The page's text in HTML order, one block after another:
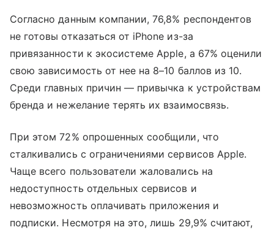
Согласно данным компании, 76,8% респондентов
не готовы отказаться от iPhone из-за
привязанности к экосистеме Apple, а 67% оценили
свою зависимость от нее на 8–10 баллов из 10.
Среди главных причин — привычка к устройствам
бренда и нежелание терять их взаимосвязь.
При этом 72% опрошенных сообщили, что
сталкивались с ограничениями сервисов Apple.
Чаще всего пользователи жаловались на
недоступность отдельных сервисов и
невозможность оплачивать приложения и
подписки. Несмотря на это, лишь 29,9% считают,